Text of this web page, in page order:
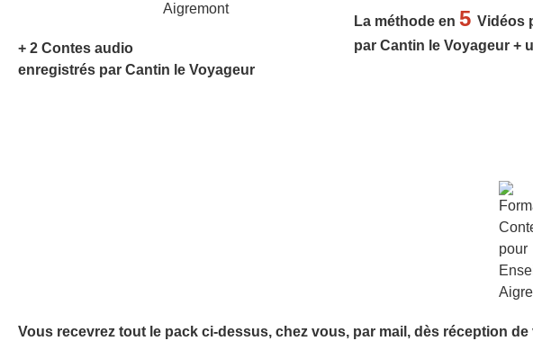
+ 2 Contes audio
enregistrés par Cantin le Voyageur
La méthode en5Vidéos
par Cantin le Voyageur +
Vous recevrez tout le pack ci-dessus, chez vous, par mail, dès réception